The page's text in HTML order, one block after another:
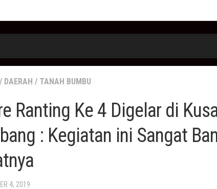
/ DAERAH / TANAH BUMBU
Ranting Ke 4 Digelar di
: Kegiatan ini Sangat
4, 2019